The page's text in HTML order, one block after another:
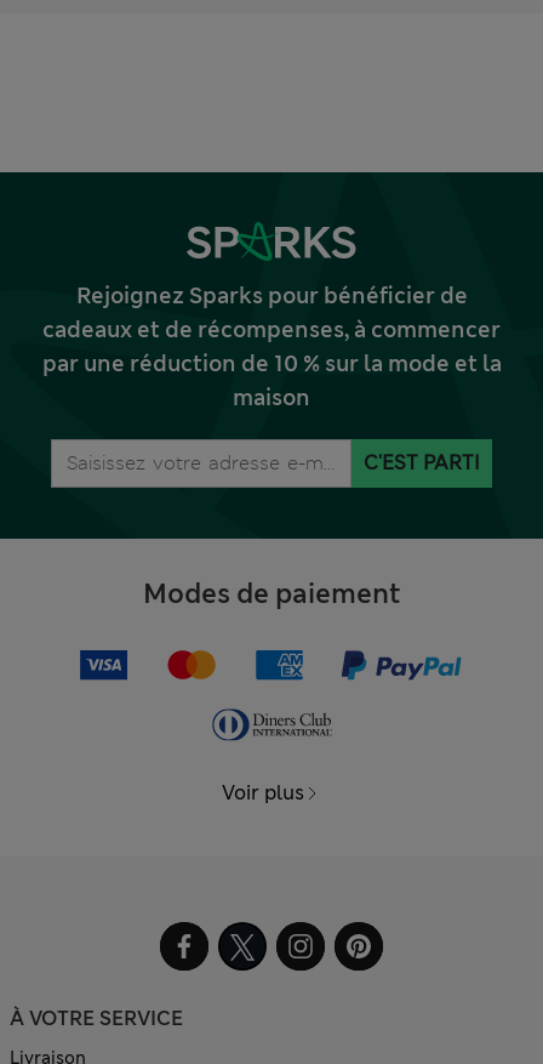
Rejoignez Sparks pour bénéficier de
cadeaux et de récompenses, à commencer
par une réduction de 10 % sur la mode et la
maison
C'EST PARTI
Modes de paiement
Voir plus
À VOTRE SERVICE
Livraison